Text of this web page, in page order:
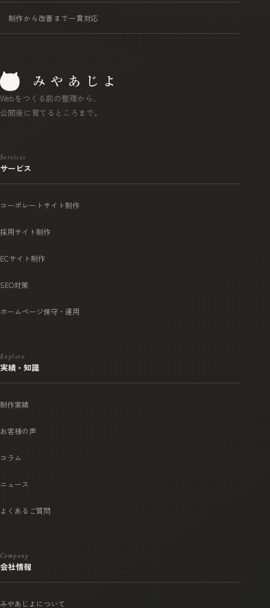
制作から改善まで一貫対応
Webをつくる前の整理から、
公開後に育てるところまで。
Services
サービス
コーポレートサイト制作
採用サイト制作
ECサイト制作
SEO対策
ホームページ保守・運用
Explore
実績・知識
制作実績
お客様の声
コラム
ニュース
よくあるご質問
Company
会社情報
みやあじよについて